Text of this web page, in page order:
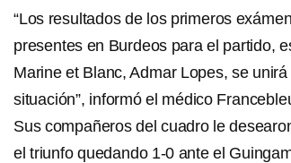
“Los resultados de los primeros
presentes en Burdeos para el partido,
Marine et Blanc, Admar Lopes, se
situación”, informó el médico
Sus compañeros del cuadro le
el triunfo quedando 1-0 ante el